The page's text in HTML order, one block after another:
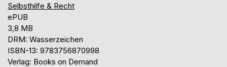
Selbsthilfe & Recht
ePUB
3,8 MB
DRM: Wasserzeichen
ISBN-13: 9783756870998
Verlag: Books on Demand